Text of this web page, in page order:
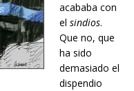
acababa con
el sindios.
Que no, que
ha sido
demasiado el
dispendio